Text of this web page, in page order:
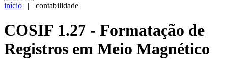
início | contabilidade
COSIF 1.27 - Formatação de
Registros em Meio Magnético